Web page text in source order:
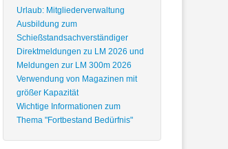
Urlaub: Mitgliederverwaltung
Ausbildung zum
Schießstandsachverständiger
Direktmeldungen zu LM 2026 und
Meldungen zur LM 300m 2026
Verwendung von Magazinen mit
größer Kapazität
Wichtige Informationen zum
Thema "Fortbestand Bedürfnis"